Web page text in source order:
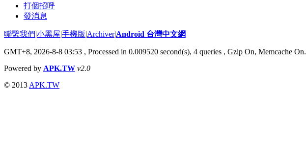
打個招呼
發消息
聯繫我們|小黑屋|手機版|Archiver|Android 台灣中文網
GMT+8, 2026-8-8 03:53 , Processed in 0.009520 second(s), 4 queries , Gzip On, Memcache On.
Powered by APK.TW v2.0
© 2013 APK.TW